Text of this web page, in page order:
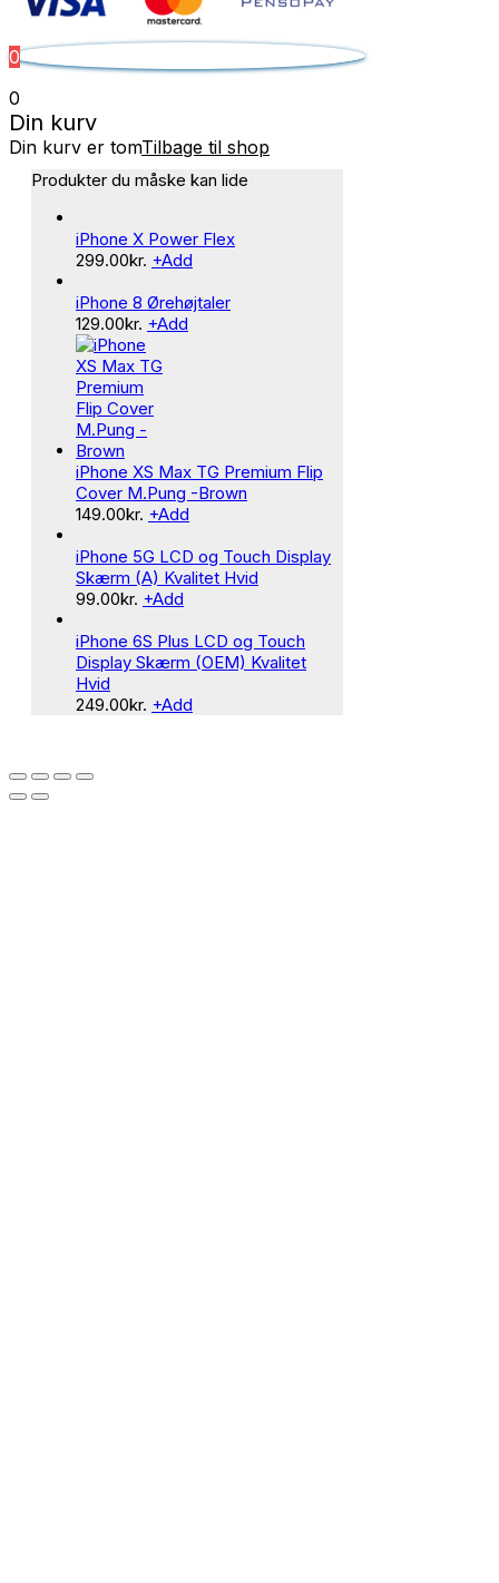
0
0
Din kurv
Din kurv er tomTilbage til shop
Produkter du måske kan lide
iPhone X Power Flex
299.00kr. +Add
iPhone 8 Ørehøjtaler
129.00kr. +Add
iPhone XS Max TG Premium Flip
Cover M.Pung -Brown
149.00kr. +Add
iPhone 5G LCD og Touch Display
Skærm (A) Kvalitet Hvid
99.00kr. +Add
iPhone 6S Plus LCD og Touch
Display Skærm (OEM) Kvalitet
Hvid
249.00kr. +Add